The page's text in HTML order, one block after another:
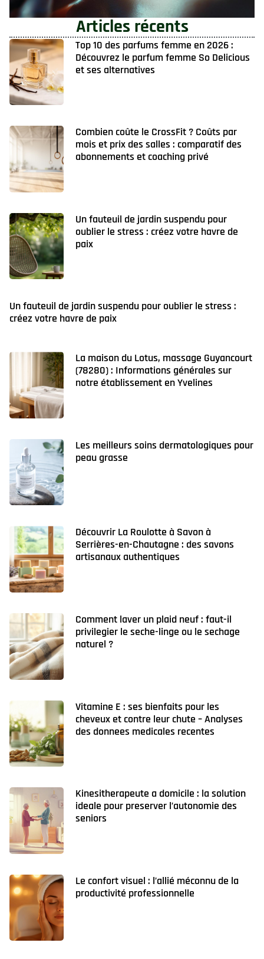
Articles récents
Top 10 des parfums femme en 2026 :
Découvrez le parfum femme So Delicious
et ses alternatives
Combien coûte le CrossFit ? Coûts par
mois et prix des salles : comparatif des
abonnements et coaching privé
Un fauteuil de jardin suspendu pour
oublier le stress : créez votre havre de
paix
Un fauteuil de jardin suspendu pour oublier le stress :
créez votre havre de paix
La maison du Lotus, massage Guyancourt
(78280) : Informations générales sur
notre établissement en Yvelines
Les meilleurs soins dermatologiques pour
peau grasse
Découvrir La Roulotte à Savon à
Serrières-en-Chautagne : des savons
artisanaux authentiques
Comment laver un plaid neuf : faut-il
privilegier le seche-linge ou le sechage
naturel ?
Vitamine E : ses bienfaits pour les
cheveux et contre leur chute – Analyses
des donnees medicales recentes
Kinesitherapeute a domicile : la solution
ideale pour preserver l’autonomie des
seniors
Le confort visuel : l’allié méconnu de la
productivité professionnelle